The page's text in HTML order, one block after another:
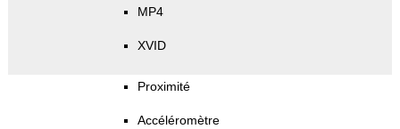
MP4
XVID
Proximité
Accéléromètre